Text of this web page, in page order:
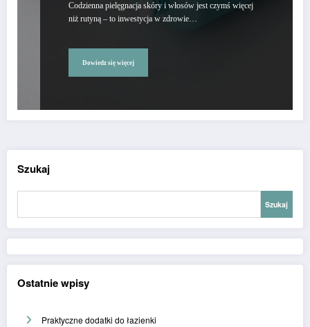
Codzienna pielęgnacja skóry i włosów jest czymś więcej
niż rutyną – to inwestycja w zdrowie…
Dowiedz się więcej
Szukaj
Szukaj
Ostatnie wpisy
Praktyczne dodatki do łazienki